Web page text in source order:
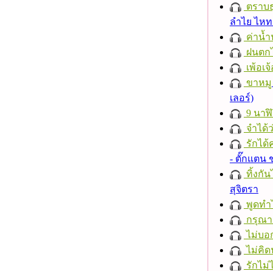
ตราบ
ลำไย ไห
ค่าน้
ฝนตก
เพ้อเ
ขาหมู
เลอร์)
9 นา
จำได้
รักได้
- ตั๊กแตน
ทิ้งกัน
สุจิตรา
พูดทำ
กรุณา
ไม่บอ
ไม่คิด
รักไม่